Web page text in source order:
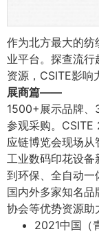
作为北方最大的
业平台。探查流
资源，CSITE影响
展商篇——
1500+展示品牌
参观采购。
应链博览会现场
工业数码印花设备
到环保、全自动一
国内外多家知名
协会等优势资源助
2021中国（